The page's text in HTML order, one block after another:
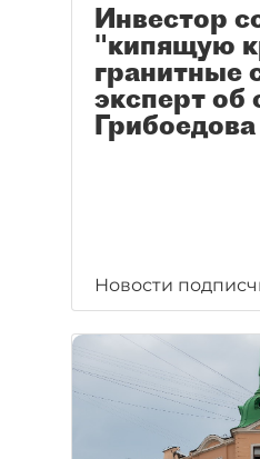
Инвестор
"кипящую
гранитные
эксперт об
Грибоедова
Новости